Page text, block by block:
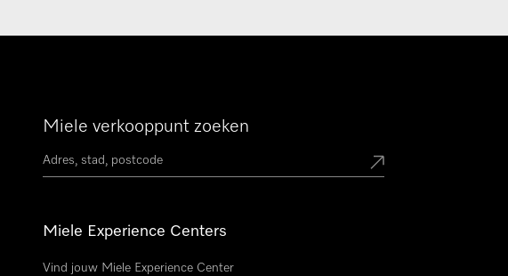
Miele verkooppunt zoeken
Miele Experience Centers
Vind jouw Miele Experience Center